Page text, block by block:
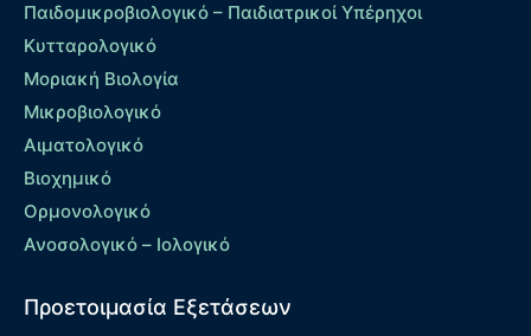
Παιδομικροβιολογικό – Παιδιατρικοί Υπέρηχοι
Κυτταρολογικό
Μοριακή Βιολογία
Μικροβιολογικό
Αιματολογικό
Βιοχημικό
Ορμονολογικό
Ανοσολογικό – Ιολογικό
Προετοιμασία Εξετάσεων